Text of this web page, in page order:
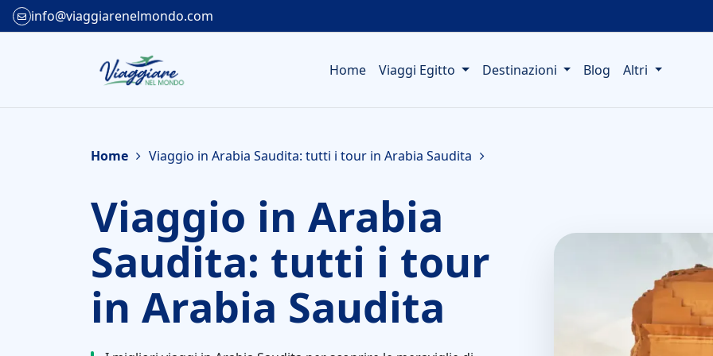
info@viaggiarenelmondo.com
Home Viaggi Egitto Destinazioni Blog Altri
Home Viaggio in Arabia Saudita: tutti i tour in Arabia Saudita
Viaggio in Arabia
Saudita: tutti i tour
in Arabia Saudita